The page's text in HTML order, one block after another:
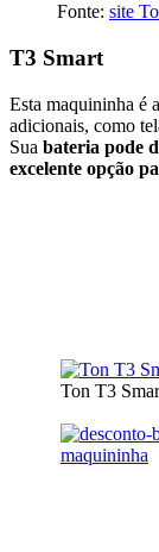
Fonte: site
T3 Smart
Esta maquininha é
adicionais, como
Sua bateria pode
excelente opção
Ton T3